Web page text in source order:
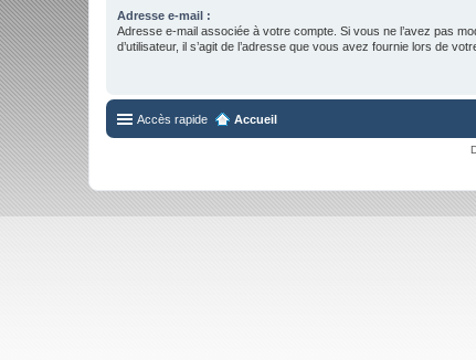
Adresse e-mail :
Adresse e-mail associée à votre compte. Si vous ne l’avez pas
d’utilisateur, il s’agit de l’adresse que vous avez fournie lors de
Accès rapide Accueil